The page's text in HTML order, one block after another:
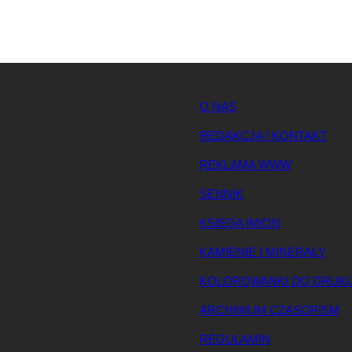
O NAS
REDAKCJA / KONTAKT
REKLAMA WWW
SENNIK
KSIĘGA IMION
KAMIENIE I MINERAŁY
KOLOROWANKI DO
ARCHIWUM CZASOPISM
REGULAMIN